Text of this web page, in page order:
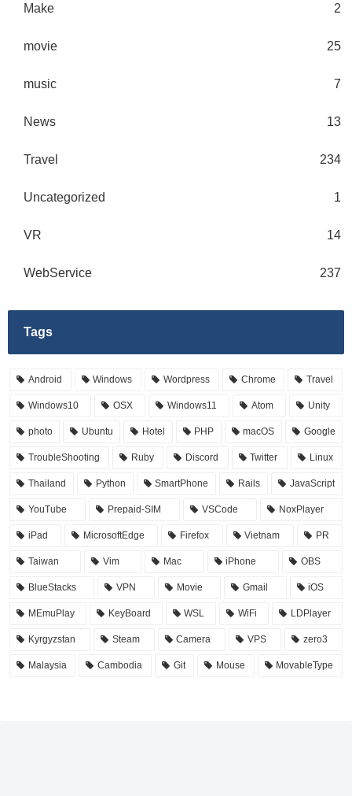
Make 2
movie 25
music 7
News 13
Travel 234
Uncategorized 1
VR 14
WebService 237
Tags
Android Windows Wordpress Chrome Travel
Windows10 OSX Windows11 Atom Unity
photo Ubuntu Hotel PHP macOS Google
TroubleShooting Ruby Discord Twitter Linux
Thailand Python SmartPhone Rails JavaScript
YouTube Prepaid-SIM VSCode NoxPlayer
iPad MicrosoftEdge Firefox Vietnam PR
Taiwan Vim Mac iPhone OBS
BlueStacks VPN Movie Gmail iOS
MEmuPlay KeyBoard WSL WiFi LDPlayer
Kyrgyzstan Steam Camera VPS zero3
Malaysia Cambodia Git Mouse MovableType